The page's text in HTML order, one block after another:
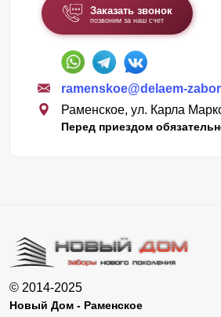
Заказать звонок
позвоним за наш счет
ramenskoe@delaem-
Раменское, ул. Карла
Перед приездом
© 2014-2025
Новый Дом - Раменское